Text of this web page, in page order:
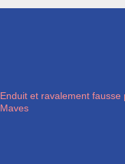
Enduit et ravalement fausse
Maves